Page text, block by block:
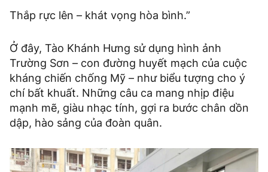
Thắp rực lên – khát vọng hòa bình.”
Ở đây, Tào Khánh Hưng sử dụng hình ảnh
Trường Sơn – con đường huyết mạch của cuộc
kháng chiến chống Mỹ – như biểu tượng cho ý
chí bất khuất. Những câu ca mang nhịp điệu
mạnh mẽ, giàu nhạc tính, gợi ra bước chân dồn
dập, hào sảng của đoàn quân.